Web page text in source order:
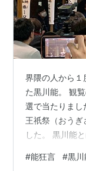
界隈の人から
た黒川能。 観
選で当たりまし
王祇祭（おうぎ
した。 黒川能
の間、独自に発
#能狂言 #黒川